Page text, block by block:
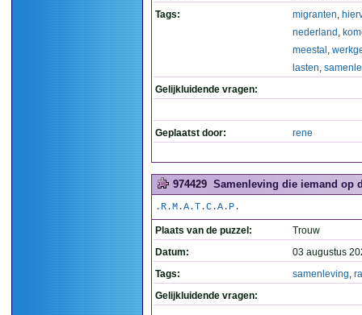
Tags:
migranten,
nederland ,
meestal ,
lasten,
Gelijkluidende vragen:
Geplaatst door: rene
974429 Samenleving die iemand op
.R.M.A.T.C.A.P.
Plaats van de puzzel:
Trouw
Datum:
03 augustus
Tags:
samenleving,
Gelijkluidende vragen: